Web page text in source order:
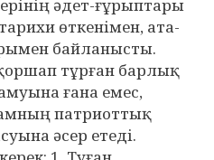
әдет-ғұрыптары
өткенімен, ата-
байланысты.
тұрған барлық
ғана емес,
патриоттық
әсер етеді.